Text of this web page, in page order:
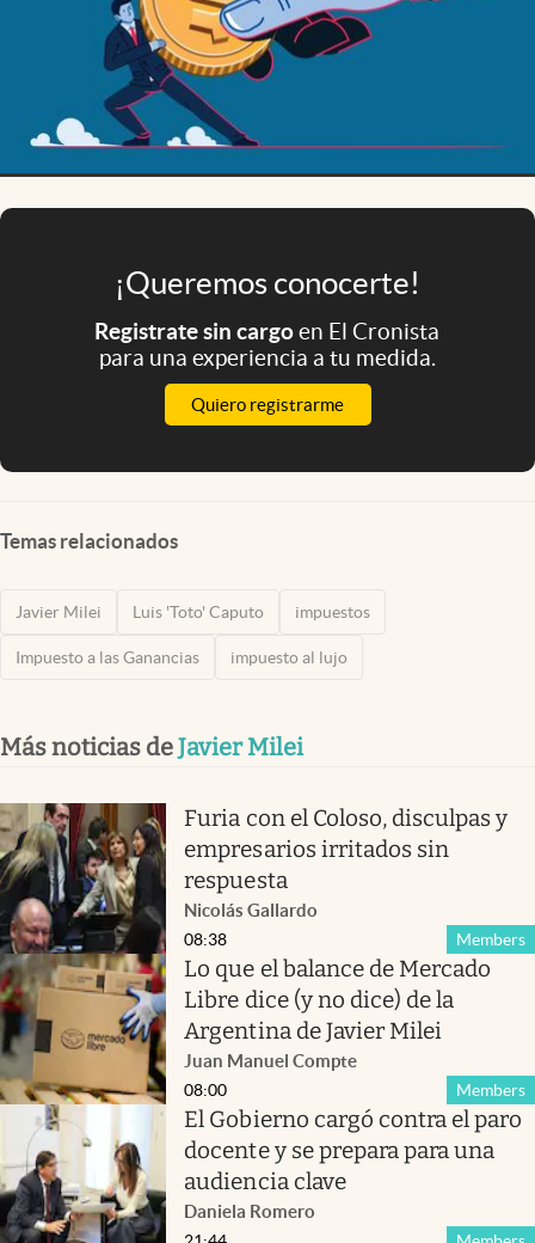
Eventos Corporativos
El Cronista Studio
abre en nueva pestaña
¡Queremos conocerte!
Registrate sin cargoen El Cronista
para una experiencia a tu medida.
Quiero registrarme
Temas relacionados
Javier Milei Luis 'Toto' Caputo impuestos
Impuesto a las Ganancias impuesto al lujo
Más noticias deJavier Milei
Furia con el Coloso, disculpas y
empresarios irritados sin
respuesta
Nicolás Gallardo
Members
08:38
Lo que el balance de Mercado
Libre dice (y no dice) de la
Argentina de Javier Milei
Juan Manuel Compte
Members
08:00
El Gobierno cargó contra el paro
docente y se prepara para una
audiencia clave
Daniela Romero